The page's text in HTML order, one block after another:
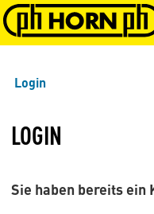
Springe zu
Login
LOGIN
Sie haben bereits ein